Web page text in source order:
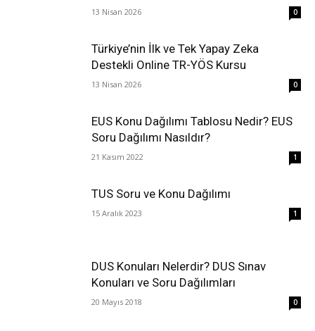
13 Nisan 2026 0
Türkiye’nin İlk ve Tek Yapay Zeka
Destekli Online TR-YÖS Kursu
13 Nisan 2026 0
EUS Konu Dağılımı Tablosu Nedir? EUS
Soru Dağılımı Nasıldır?
21 Kasım 2022 1
TUS Soru ve Konu Dağılımı
15 Aralık 2023 1
DUS Konuları Nelerdir? DUS Sınav
Konuları ve Soru Dağılımları
20 Mayıs 2018 0